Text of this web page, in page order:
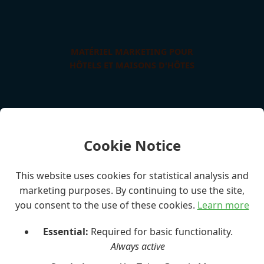
Cookie Notice
This website uses cookies for statistical analysis and
marketing purposes. By continuing to use the site,
you consent to the use of these cookies. Learn more
Essential: Required for basic functionality.
Always active
MATÉRIEL MARKETING POUR
HÔTELS ET MAISONS D'HÔTES
NOTRE ENGAGEMENT EN
QUALITÉ
HEURES DE VOYAGE
À PROPOS DE L'ÉQUIPE
MALTAEXCURSION